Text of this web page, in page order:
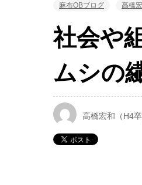
麻布OBブログ 高橋
社会や
ムシの
高橋宏和（H4卒